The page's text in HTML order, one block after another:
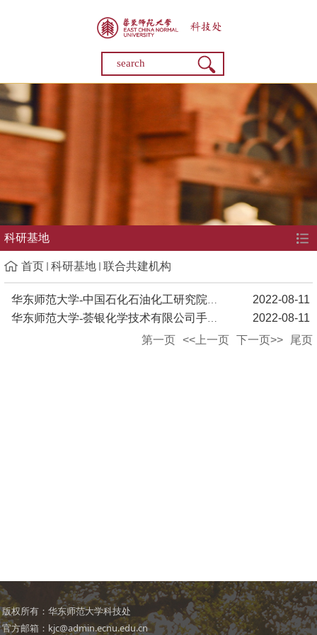
科研基地
首页 科研基地 联合共建机构
华东师范大学-中国石化石油化工研究院绿色低碳能源化工联合实验室 2022-08-11
华东师范大学-荟银化学技术有限公司手性药物绿色制造工艺研发联合实验室
2022-08-11
第一页 <<上一页 下一页>> 尾页
版权所有：华东师范大学科技处
官方邮箱：kjc@admin.ecnu.edu.cn